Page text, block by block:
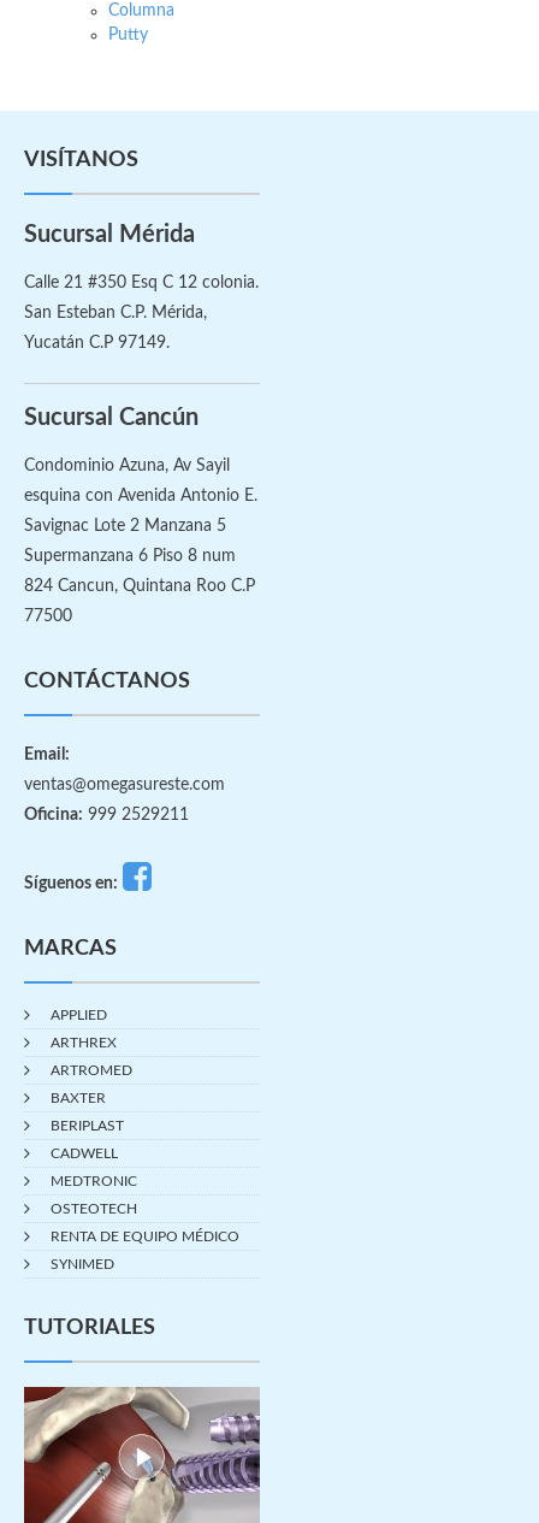
Columna
Putty
VISÍTANOS
Sucursal Mérida
Calle 21 #350 Esq C 12 colonia.
San Esteban C.P. Mérida,
Yucatán C.P 97149.
Sucursal Cancún
Condominio Azuna, Av Sayil
esquina con Avenida Antonio E.
Savignac Lote 2 Manzana 5
Supermanzana 6 Piso 8 num
824 Cancun, Quintana Roo C.P
77500
CONTÁCTANOS
Email:
ventas@omegasureste.com
Oficina: 999 2529211
Síguenos en:
MARCAS
APPLIED
ARTHREX
ARTROMED
BAXTER
BERIPLAST
CADWELL
MEDTRONIC
OSTEOTECH
RENTA DE EQUIPO MÉDICO
SYNIMED
TUTORIALES